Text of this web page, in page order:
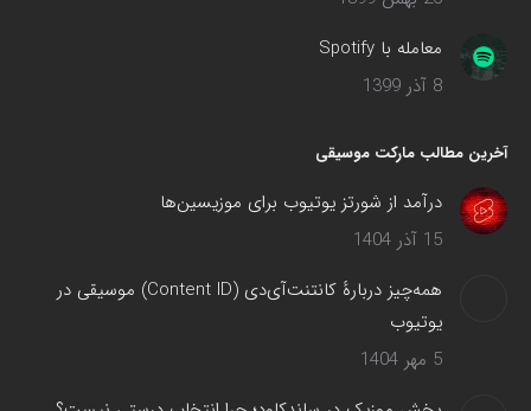
معامله با Spotify
8 آذر 1399
آخرین مطالب مارکت موسیقی
درآمد از شورتز یوتیوب برای موزیسین‌ها
15 آذر 1404
همه‌چیز دربارهٔ کانتنت‌آی‌دی (Content ID) موسیقی در
یوتیوب
5 مهر 1404